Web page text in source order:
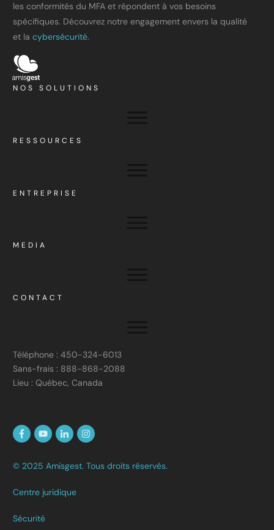
les conformités du MFA et répondent à vos besoins
spécifiques. Découvrez notre engagement envers la qualité
et la cybersécurité.
NOS SOLUTIONS
RESSOURCES
ENTREPRISE
MEDIA
CONTACT
Téléphone : 450-324-6013
Sans-frais : 888-868-2088
Lieu : Québec, Canada
© 2025 Amisgest. Tous droits réservés.
Centre juridique
Sécurité